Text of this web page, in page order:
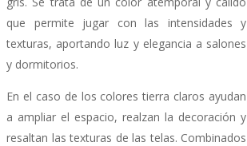
que permite jugar con las intensidades y
texturas, aportando luz y elegancia a salones
y dormitorios.
En el caso de los colores tierra claros ayudan
a ampliar el espacio, realzan la decoración y
resaltan las texturas de las telas. Combinados